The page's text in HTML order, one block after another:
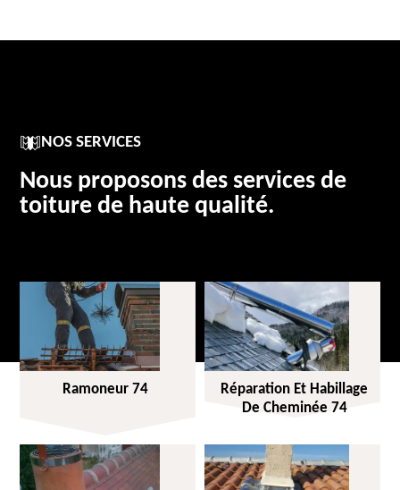
NOS SERVICES
Nous proposons des services de
toiture de haute qualité.
Ramoneur 74
Réparation Et Habillage
De Cheminée 74